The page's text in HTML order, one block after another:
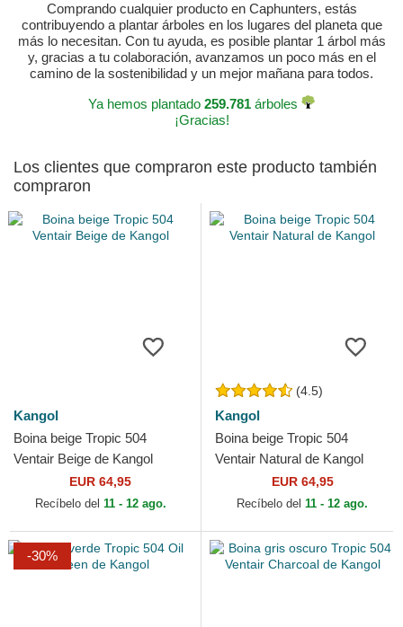
Comprando cualquier producto en Caphunters, estás
contribuyendo a plantar árboles en los lugares del planeta que
más lo necesitan. Con tu ayuda, es posible plantar 1 árbol más
y, gracias a tu colaboración, avanzamos un poco más en el
camino de la sostenibilidad y un mejor mañana para todos.
Ya hemos plantado 259.781 árboles
¡Gracias!
Los clientes que compraron este producto también
compraron
Kangol
Boina beige Tropic 504
Ventair Beige de Kangol
EUR 64,95
Recíbelo del 11 - 12 ago.
(4.5)
Kangol
Boina beige Tropic 504
Ventair Natural de Kangol
EUR 64,95
Recíbelo del 11 - 12 ago.
-30%